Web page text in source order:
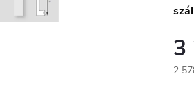
3
2